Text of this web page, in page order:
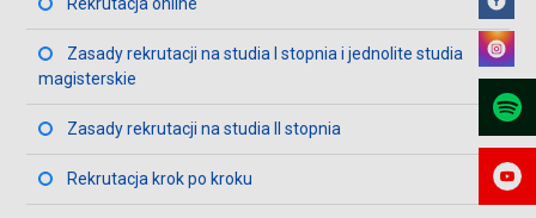
Zasady rekrutacji na studia I stopnia i jednolite studia
magisterskie
Zasady rekrutacji na studia II stopnia
Rekrutacja krok po kroku